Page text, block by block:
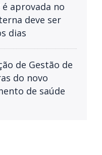
é aprovada no
deve ser
dias
de Gestão de
do novo
de saúde